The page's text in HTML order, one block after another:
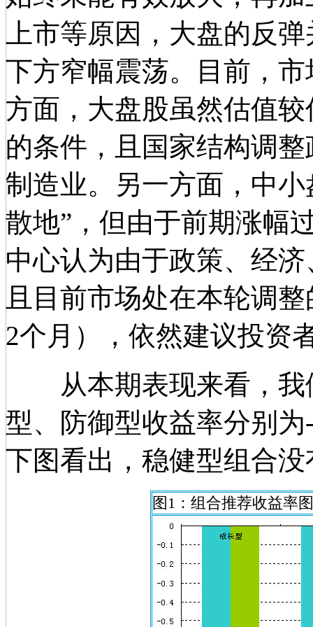
上市等原因，大盘的反
下方窄幅震荡。目前，
方面，大盘股虽然估值
的条件，且国家结构调
制造业。另一方面，中
散地”，但由于前期涨幅
中心认为由于政策、经
且目前市场处在本轮调
2个月），依然建议投资
从本期表现来看，我
型、防御型收益率分别为
下图看出，稳健型组合
图1：组合推荐收益率